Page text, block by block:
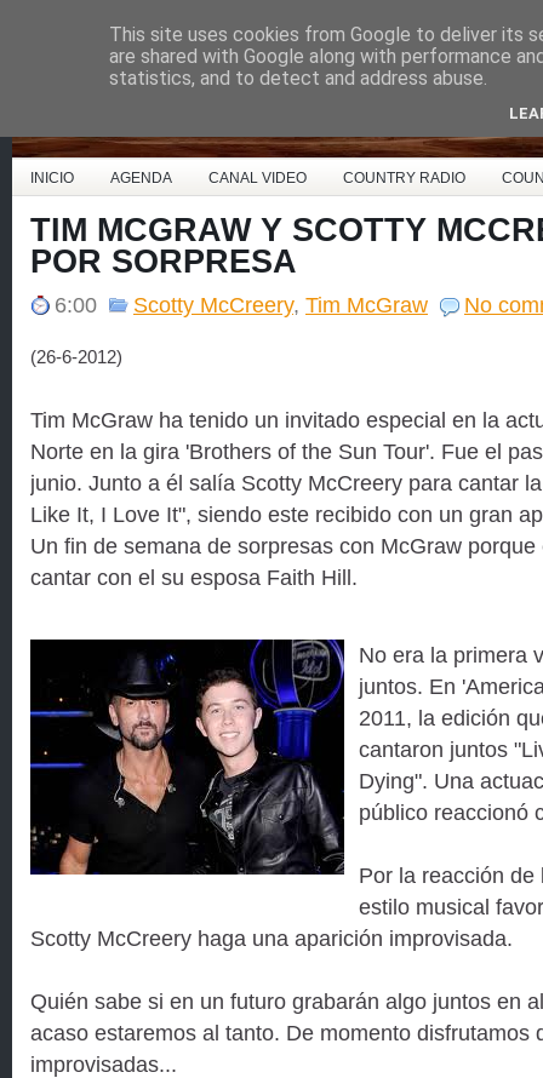
Country Music España
INICIO AGENDA CANAL VIDEO COUNTRY RADIO
TIM MCGRAW Y SCOTTY
POR SORPRESA
6:00 Scotty McCreery, Tim McGraw No
(26-6-2012)
Tim McGraw ha tenido un invitado especial en la
Norte en la gira 'Brothers of the Sun Tour'. Fue el
junio. Junto a él salía Scotty McCreery para cantar
Like It, I Love It", siendo este recibido con un gran
Un fin de semana de sorpresas con McGraw
cantar con el su esposa Faith Hill.
No era la primera
juntos. En
2011, la edición
cantaron juntos
Dying". Una
público reaccionó
Por la reacción
estilo musical
Scotty McCreery haga una aparición improvisada.
Quién sabe si en un futuro grabarán algo juntos en
acaso estaremos al tanto. De momento disfrutamos
improvisadas...
This site uses cookies from Google to deliver its
are shared with Google along with performance
statistics, and to detect and address abuse.